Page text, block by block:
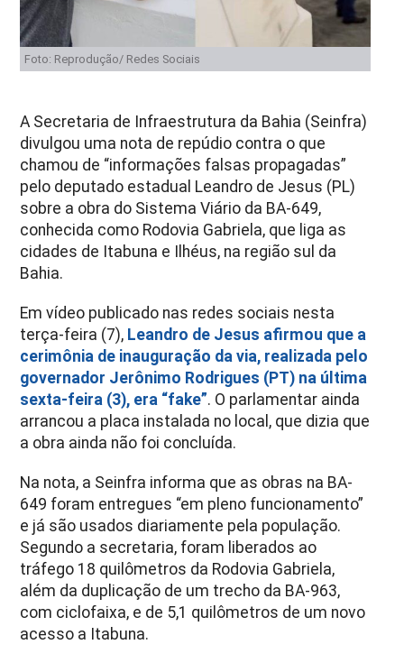
Foto: Reprodução/ Redes Sociais
A Secretaria de Infraestrutura da Bahia (Seinfra)
divulgou uma nota de repúdio contra o que
chamou de “informações falsas propagadas”
pelo deputado estadual Leandro de Jesus (PL)
sobre a obra do Sistema Viário da BA-649,
conhecida como Rodovia Gabriela, que liga as
cidades de Itabuna e Ilhéus, na região sul da
Bahia.
Em vídeo publicado nas redes sociais nesta
terça-feira (7), Leandro de Jesus afirmou que a
cerimônia de inauguração da via, realizada pelo
governador Jerônimo Rodrigues (PT) na última
sexta-feira (3), era “fake”. O parlamentar ainda
arrancou a placa instalada no local, que dizia que
a obra ainda não foi concluída.
Na nota, a Seinfra informa que as obras na BA-
649 foram entregues “em pleno funcionamento”
e já são usados diariamente pela população.
Segundo a secretaria, foram liberados ao
tráfego 18 quilômetros da Rodovia Gabriela,
além da duplicação de um trecho da BA-963,
com ciclofaixa, e de 5,1 quilômetros de um novo
acesso a Itabuna.